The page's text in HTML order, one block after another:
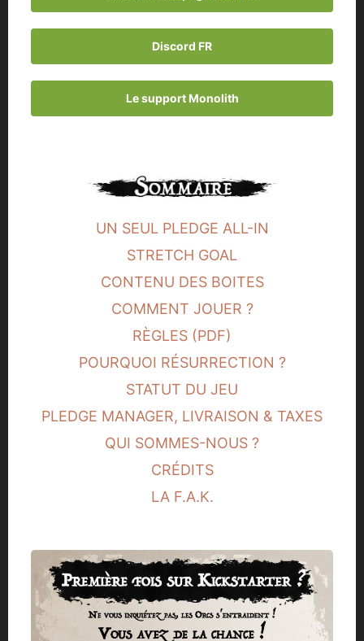
Discord FR
Le support Monolith
UN SEUL PLEDGE ALL-IN
STRETCH GOAL
CONTENU DES BOITES
COMMENT JOUER ?
RÈGLES (PDF)
POURQUOI RÉSURRECTION ?
STATUT DU JEU
PLEDGE MANAGER, LIVRAISON & TAXES
QUI SOMMES-NOUS ?
CRÉDITS
LA F.A.K.